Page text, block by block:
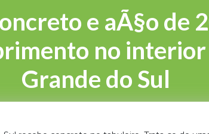
e aÃ§o de
no interior
Grande do Sul